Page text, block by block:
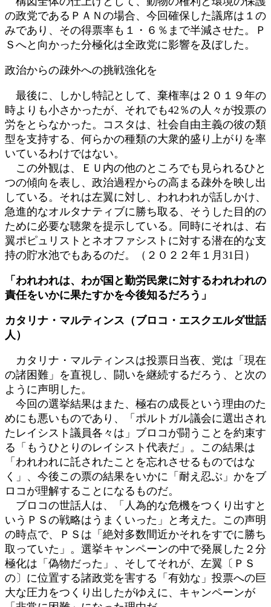
の政党であるＰＡＮの場合、今回確保した議席は１の
みであり、その得票率も１・６％まで半減させた。Ｐ
Ｓへと向かった分極化は全政党に影響を及ぼした。
政治からの疎外への挑戦強化を
最後に、しかし特記として、棄権率は２０１９年の
時よりも小さかったが、それでも42％の人々が投票の
労をとらなかった。コスタは、社会自由主義の彼の類
型を支持する、何らかの種類の大衆的盛り上がりを率
いているわけではない。
この外観は、ＥＵ内の他のところでも見られるひと
つの傾向を表し、政治過程からの高まる疎外を映し出
している。それは左翼に対し、われわれが話しかけ、
急進的なオルタナティブに勝ち取る、そうした目的の
ために必要な聴衆を提示している。同時にそれは、右
翼ポピュリストとネオファシストに対する潜在的な支
持の貯水池でもあるのだ。（２０２２年１月31日）
「われわれは、わが国と勤労民衆に対するわれわれの
責任をいかに果たすかを今後知るだろう」
カタリナ・マルティンス（ブロコ・エスクエルダ世話
人）
カタリナ・マルティンスは投票日当夜、党は「現在
の諸困難」を直視し、闘いを継続するだろう、と次の
ように声明した。
今回の選挙結果はまた、極右の成長という理由のた
めにも悪いものであり、「ポルトガル議会に選出され
たレイシスト議員各々は」ブロコが闘うことを約束す
る「もうひとりのレイシスト代表だ」。この結果は
「われわれに託されたことを忘れさせるものではな
く」、今後この票の結果をいかに「耐え忍ぶ」かをブ
ロコが理解することになるものだ。
ブロコの世話人は、「人為的な危機をつくり出すと
いうＰＳの戦略はうまくいった」と考えた。この声明
の時点で、ＰＳは「絶対多数間近かそれをすでに勝ち
取っていた」。選挙キャンペーンの中で発展した２分
極化は「偽物だった」、そしてそれが、左翼〔ＰＳ
の〕に位置する諸政党を害する「有効な」投票への巨
大な圧力をつくり出したがゆえに、キャンペーンが